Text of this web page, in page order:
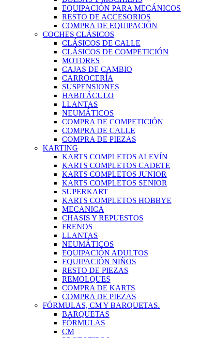
EQUIPACIÓN PARA MECÁNICOS
RESTO DE ACCESORIOS
COMPRA DE EQUIPACIÓN
COCHES CLÁSICOS
CLÁSICOS DE CALLE
CLÁSICOS DE COMPETICIÓN
MOTORES
CAJAS DE CAMBIO
CARROCERÍA
SUSPENSIONES
HABITÁCULO
LLANTAS
NEUMÁTICOS
COMPRA DE COMPETICIÓN
COMPRA DE CALLE
COMPRA DE PIEZAS
KARTING
KARTS COMPLETOS ALEVÍN
KARTS COMPLETOS CADETE
KARTS COMPLETOS JUNIOR
KARTS COMPLETOS SENIOR
SUPERKART
KARTS COMPLETOS HOBBYE
MECANICA
CHASIS Y REPUESTOS
FRENOS
LLANTAS
NEUMÁTICOS
EQUIPACIÓN ADULTOS
EQUIPACIÓN NIÑOS
RESTO DE PIEZAS
REMOLQUES
COMPRA DE KARTS
COMPRA DE PIEZAS
FÓRMULAS, CM Y BARQUETAS.
BARQUETAS
FÓRMULAS
CM